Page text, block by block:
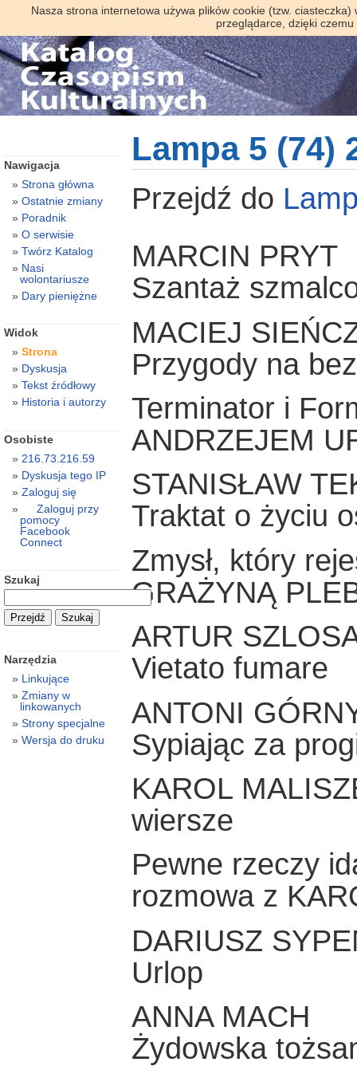
Nasza strona internetowa używa plików cookie (tzw.
przeglądarce, dzięki
Lampa 5 (74)
Przejdź do
MARCIN PRYT
Szantaż
MACIEJ
Przygody na
Terminator i
ANDRZEJEM
STANISŁAW
Traktat o życiu
Zmysł, który
GRAŻYNĄ
ARTUR
Vietato fumare
ANTONI
Sypiając za
KAROL
wiersze
Pewne rzeczy
rozmowa z
DARIUSZ
Urlop
ANNA MACH
Żydowska
Nawigacja
Strona główna
Ostatnie zmiany
Poradnik
O serwisie
Twórz Katalog
Nasi
wolontariusze
Dary pieniężne
Widok
Strona
Dyskusja
Tekst źródłowy
Historia i autorzy
Osobiste
216.73.216.59
Dyskusja tego IP
Zaloguj się
Zaloguj przy
pomocy
Facebook
Connect
Szukaj
Narzędzia
Linkujące
Zmiany w
linkowanych
Strony specjalne
Wersja do druku